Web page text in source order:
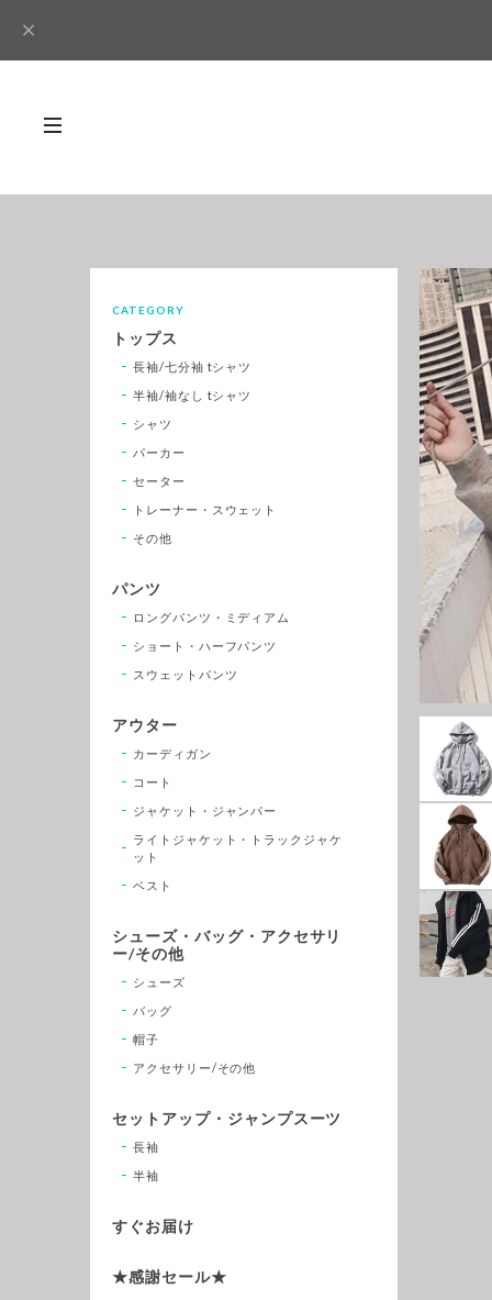
CATEGORY
トップス
長袖/七分袖 tシャツ
半袖/袖なし tシャツ
シャツ
パーカー
セーター
トレーナー・スウェット
その他
パンツ
ロングパンツ・ミディアム
ショート・ハーフパンツ
スウェットパンツ
アウター
カーディガン
コート
ジャケット・ジャンパー
ライトジャケット・トラックジャケ
ット
ベスト
シューズ・バッグ・アクセサリ
ー/その他
シューズ
バッグ
帽子
アクセサリー/その他
セットアップ・ジャンプスーツ
長袖
半袖
すぐお届け
★感謝セール★